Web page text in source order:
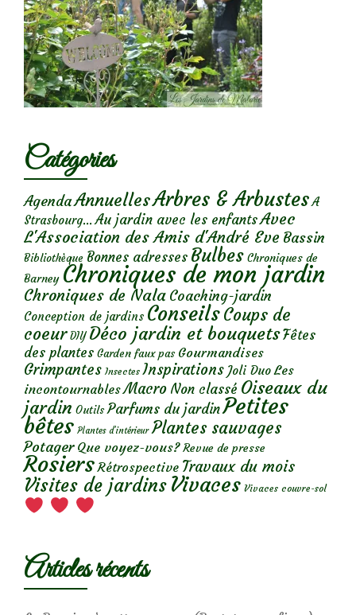
Catégories
AgendaAnnuellesArbres & Arbustes A
Strasbourg... Au jardin avec les enfantsAvec
L'Association des Amis d'André Eve Bassin
Bibliothèque Bonnes adresses Bulbes Chroniques de
Barney Chroniques de mon jardin
Chroniques de Nala Coaching-jardin
Conception de jardins ConseilsCoups de
coeur DIY Déco jardin et bouquetsFêtes
des plantes Garden faux pas Gourmandises
Grimpantes Insectes Inspirations Joli Duo Les
incontournables Macro Non classé Oiseaux du
jardin Outils Parfums du jardinPetites
bêtes Plantes d’intérieur Plantes sauvages
Potager Que voyez-vous? Revue de presse
Rosiers Rétrospective Travaux du mois
Visites de jardins Vivaces Vivaces couvre-sol
Articles récents